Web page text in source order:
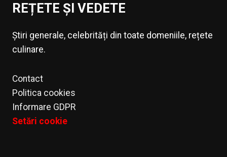
REȚETE ȘI VEDETE
Știri generale, celebrități din toate domeniile, rețete
culinare.
Contact
Politica cookies
Informare GDPR
Setări cookie